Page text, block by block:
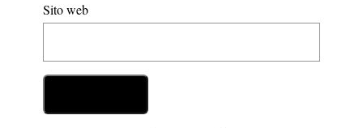
Sito web